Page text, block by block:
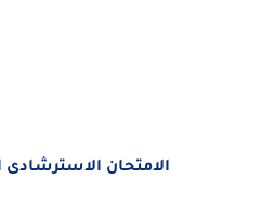
الامتحان الاسترشادى